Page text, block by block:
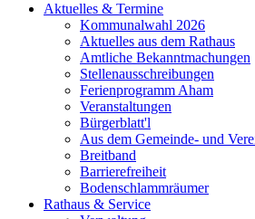
Aktuelles & Termine
Kommunalwahl 2026
Aktuelles aus dem Rathaus
Amtliche Bekanntmachungen
Stellenausschreibungen
Ferienprogramm Aham
Veranstaltungen
Bürgerblatt'l
Aus dem Gemeinde- und
Breitband
Barrierefreiheit
Bodenschlammräumer
Rathaus & Service